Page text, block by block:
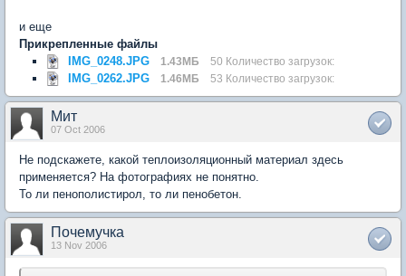
и еще
Прикрепленные файлы
IMG_0248.JPG
1.43МБ 50 Количество загрузок:
IMG_0262.JPG 1.46МБ 53 Количество загрузок:
Мит
07 Oct 2006
Не подскажете, какой теплоизоляционный материал здесь
применяется? На фотографиях не понятно.
То ли пенополистирол, то ли пенобетон.
Почемучка
13 Nov 2006